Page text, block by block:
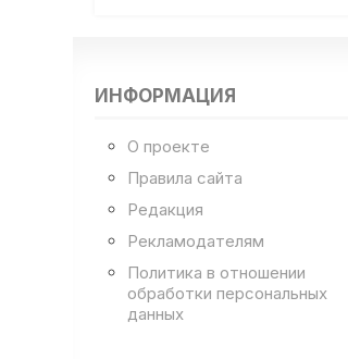
ИНФОРМАЦИЯ
О проекте
Правила сайта
Редакция
Рекламодателям
Политика в отношении
обработки персональных
данных